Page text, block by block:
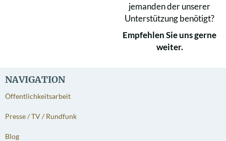
NAVIGATION
Öffentlichkeitsarbeit
Presse / TV / Rundfunk
Blog
jemanden der unserer
Unterstützung benötigt?
Empfehlen Sie uns gerne
weiter.